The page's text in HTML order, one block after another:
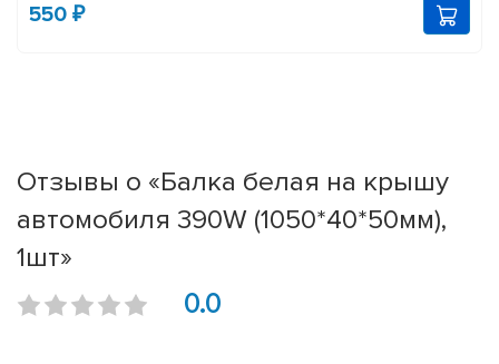
550 ₽
Отзывы о «Балка белая на крышу
автомобиля 390W (1050*40*50мм),
1шт»
0.0